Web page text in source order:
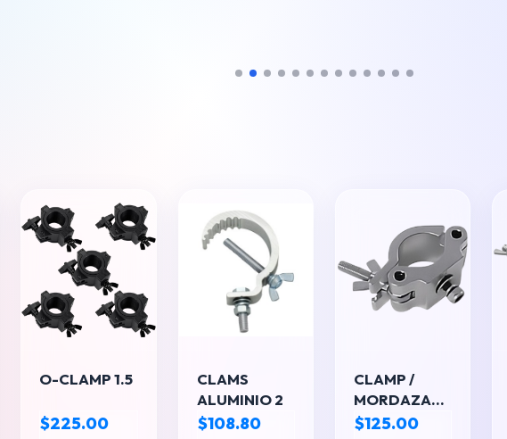
O-CLAMP 1.5
$225.00
CLAMS
ALUMINIO 2
$108.80
CLAMP /
MORDAZA
TIPO
$125.00